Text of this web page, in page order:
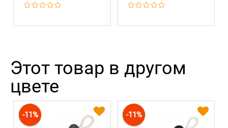
Этот товар в другом
цвете
-11% -11%